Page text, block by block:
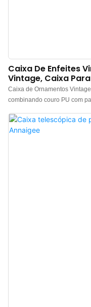
Caixa De Enfeites
Vintage, Caixa
Caixa de Ornamentos
combinando couro PU com
metálico e almofadas de
estabilidade e discrição,